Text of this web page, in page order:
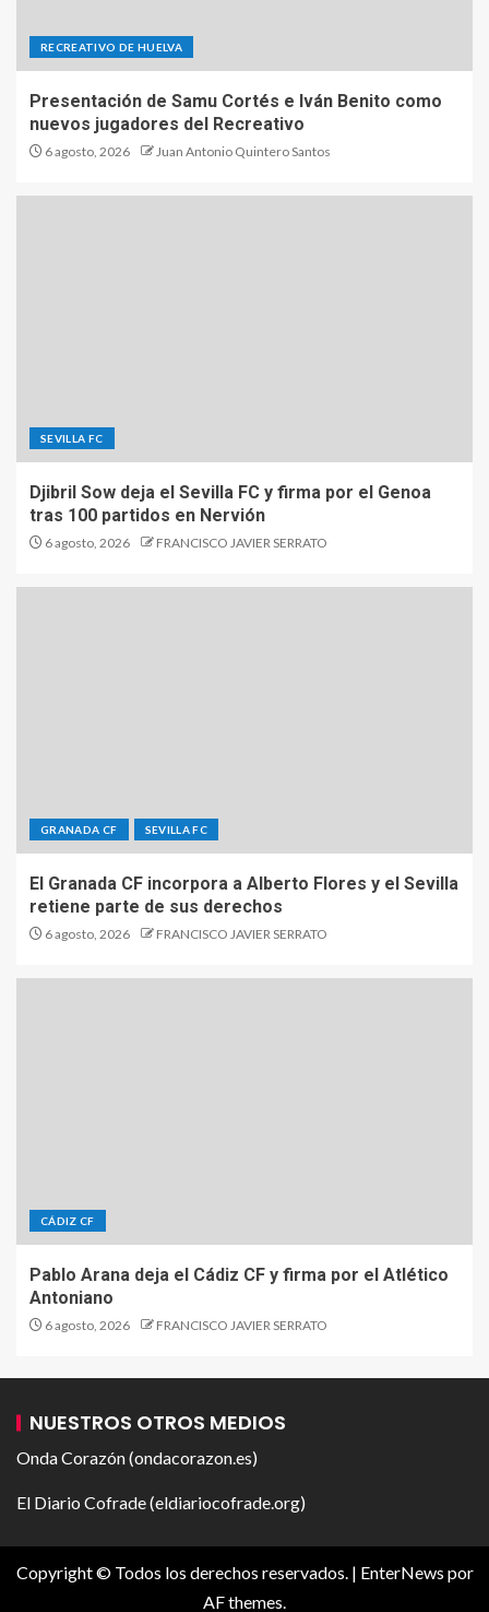
RECREATIVO DE HUELVA
Presentación de Samu Cortés e Iván Benito como
nuevos jugadores del Recreativo
6 agosto, 2026 Juan Antonio Quintero Santos
SEVILLA FC
Djibril Sow deja el Sevilla FC y firma por el Genoa
tras 100 partidos en Nervión
6 agosto, 2026 FRANCISCO JAVIER SERRATO
GRANADA CF SEVILLA FC
El Granada CF incorpora a Alberto Flores y el Sevilla
retiene parte de sus derechos
6 agosto, 2026 FRANCISCO JAVIER SERRATO
CÁDIZ CF
Pablo Arana deja el Cádiz CF y firma por el Atlético
Antoniano
6 agosto, 2026 FRANCISCO JAVIER SERRATO
NUESTROS OTROS MEDIOS
Onda Corazón (ondacorazon.es)
El Diario Cofrade (eldiariocofrade.org)
Copyright © Todos los derechos reservados. | EnterNews por
AF themes.